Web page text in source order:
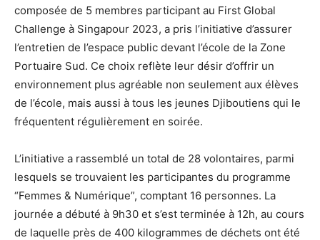
composée de 5 membres participant au First Global
Challenge à Singapour 2023, a pris l’initiative d’assurer
l’entretien de l’espace public devant l’école de la Zone
Portuaire Sud. Ce choix reflète leur désir d’offrir un
environnement plus agréable non seulement aux élèves
de l’école, mais aussi à tous les jeunes Djiboutiens qui le
fréquentent régulièrement en soirée.
L’initiative a rassemblé un total de 28 volontaires, parmi
lesquels se trouvaient les participantes du programme
“Femmes & Numérique”, comptant 16 personnes. La
journée a débuté à 9h30 et s’est terminée à 12h, au cours
de laquelle près de 400 kilogrammes de déchets ont été